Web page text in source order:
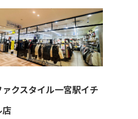
ァクスタイル一宮駅イチ
店